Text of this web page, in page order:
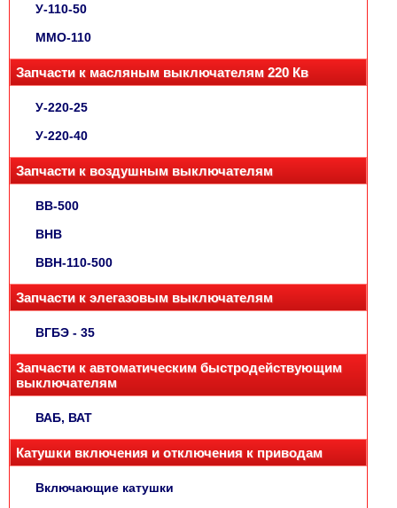
У-110-50
ММО-110
Запчасти к масляным выключателям 220 Кв
У-220-25
У-220-40
Запчасти к воздушным выключателям
ВВ-500
ВНВ
ВВН-110-500
Запчасти к элегазовым выключателям
ВГБЭ - 35
Запчасти к автоматическим быстродействующим
выключателям
ВАБ, ВАТ
Катушки включения и отключения к приводам
Включающие катушки